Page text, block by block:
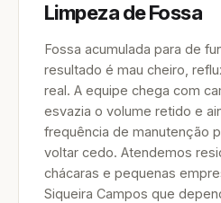
Limpeza de Fossa
Fossa acumulada para de
resultado é mau cheiro,
real. A equipe chega com
esvazia o volume retido e
frequência de manutenção
voltar cedo. Atendemos
chácaras e pequenas
Siqueira Campos que